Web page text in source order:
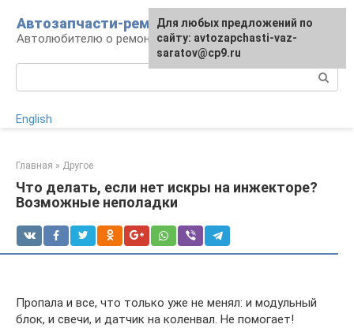
контенту
Автозапчасти-ремонт
Автолюбителю о ремонте машины
English
Главная » Другое
Что делать, если нет искры на инжекторе?
Возможные неполадки
Пропала и все, что только уже не менял: и модульный
блок, и свечи, и датчик на коленвал. Не помогает!
Для любых предложений по
сайту: avtozapchasti-vaz-
saratov@cp9.ru